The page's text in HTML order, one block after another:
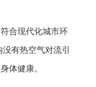
合现代化城市环
有热空气对流引
体健康。